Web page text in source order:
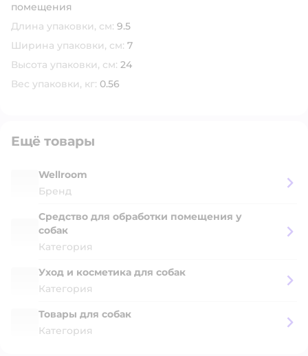
помещения
Длина упаковки, см: 9.5
Ширина упаковки, см: 7
Высота упаковки, см: 24
Вес упаковки, кг: 0.56
Ещё товары
Wellroom
Бренд
Средство для обработки помещения у
собак
Категория
Уход и косметика для собак
Категория
Товары для собак
Категория